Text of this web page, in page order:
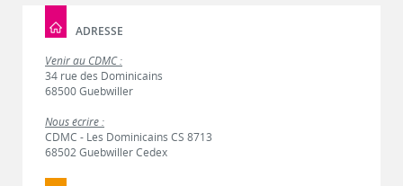
ADRESSE
Venir au CDMC :
34 rue des Dominicains
68500 Guebwiller
Nous écrire :
CDMC - Les Dominicains CS 8713
68502 Guebwiller Cedex